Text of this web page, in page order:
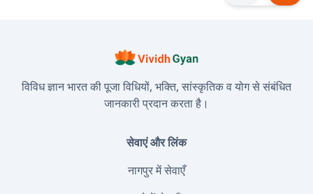
विविध ज्ञान भारत की पूजा विधियों, भक्ति, सांस्कृतिक व योग से संबंधित
जानकारी प्रदान करता है।
सेवाएं और लिंक
नागपुर में सेवाएँ